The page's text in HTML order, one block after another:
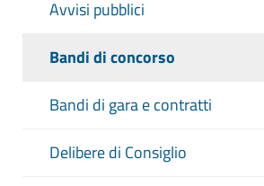
Avvisi pubblici
Bandi di concorso
Bandi di gara e contratti
Delibere di Consiglio